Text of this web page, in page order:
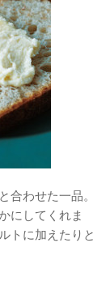
合わせた一品。
にしてくれま
トに加えたりと